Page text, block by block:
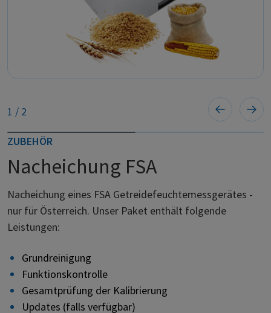
1 / 2
ZUBEHÖR
Nacheichung FSA
Nacheichung eines FSA Getreidefeuchtemessgerätes -
nur für Österreich. Unser Paket enthält folgende
Leistungen:
Grundreinigung
Funktionskontrolle
Gesamtprüfung der Kalibrierung
Updates (falls verfügbar)